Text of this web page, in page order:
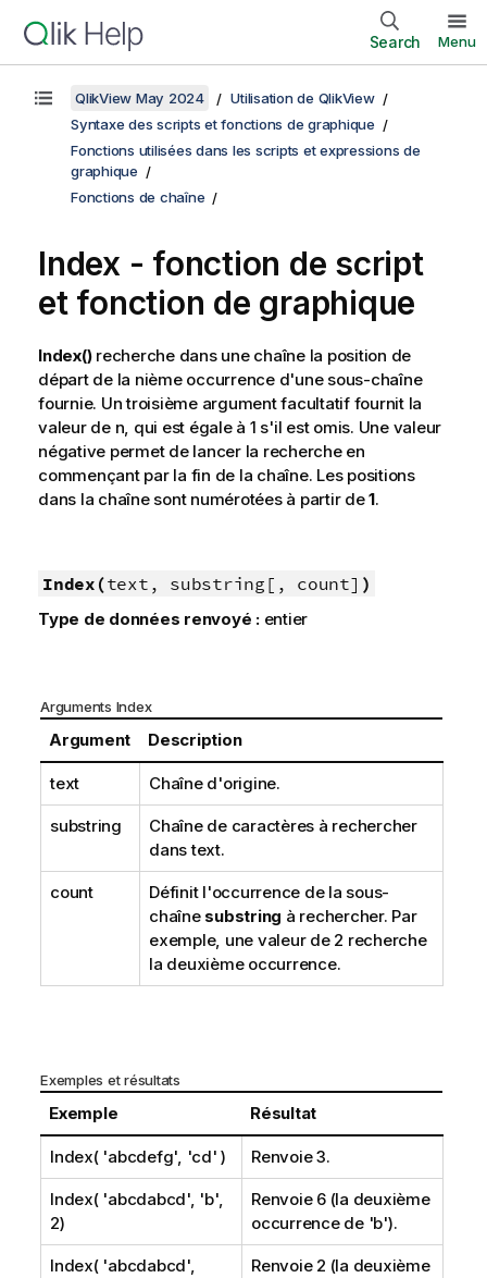
Search Menu
QlikView May 2024
Utilisation de QlikView
Syntaxe des scripts et fonctions de graphique
Fonctions utilisées dans les scripts et expressions de
graphique
Fonctions de chaîne
Index - fonction de script
et fonction de graphique
Index()recherche dans une chaîne la position de
départ de la nième occurrence d'une sous-chaîne
fournie. Un troisième argument facultatif fournit la
valeur de n, qui est égale à 1 s'il est omis. Une valeur
négative permet de lancer la recherche en
commençant par la fin de la chaîne. Les positions
dans la chaîne sont numérotées à partir de1.
Index(text, substring[, count] )
Type de données renvoyé :entier
Arguments Index
Argument Description
text Chaîne d'origine.
substring
Chaîne de caractères à rechercher
danstext.
count
Définit l'occurrence de la sous-
chaîne substring à rechercher. Par
exemple, une valeur de 2 recherche
la deuxième occurrence.
Exemples et résultats
Exemple Résultat
Index( 'abcdefg', 'cd' ) Renvoie 3.
Index( 'abcdabcd', 'b',
2)
Renvoie 6 (la deuxième
occurrence de 'b').
Index( 'abcdabcd',
Renvoie 2 (la deuxième